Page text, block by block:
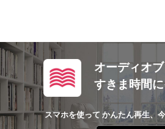
オーディオ
すきま時間
スマホを使って かんたん再生、